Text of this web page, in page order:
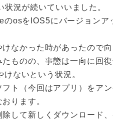
況が続いていいました。
のosをIOS5にバージョン
なかった時があったので
たものの、事態は一向に回
ないという状況。
フト（今回はアプリ）をア
ります。
して新しくダウンロード